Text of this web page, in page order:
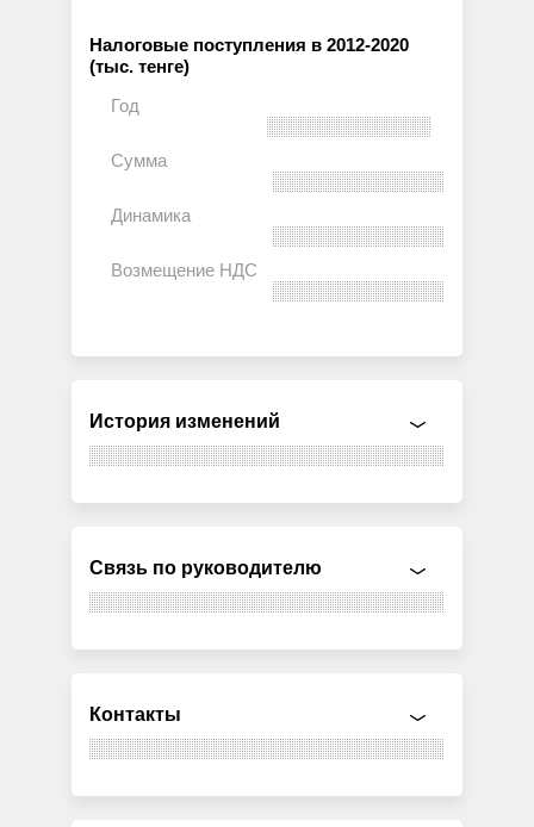
Налоговые поступления в 2012-2020
(тыс. тенге)
История изменений
Связь по руководителю
Контакты